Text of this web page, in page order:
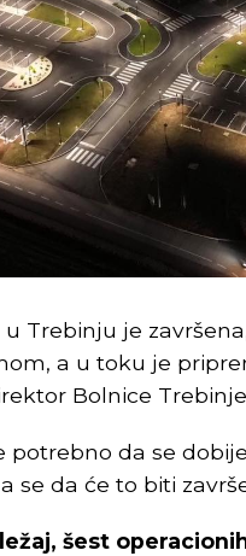
Trebinju je
a u toku je
Bolnice
potrebno da se
se da će to biti
šest